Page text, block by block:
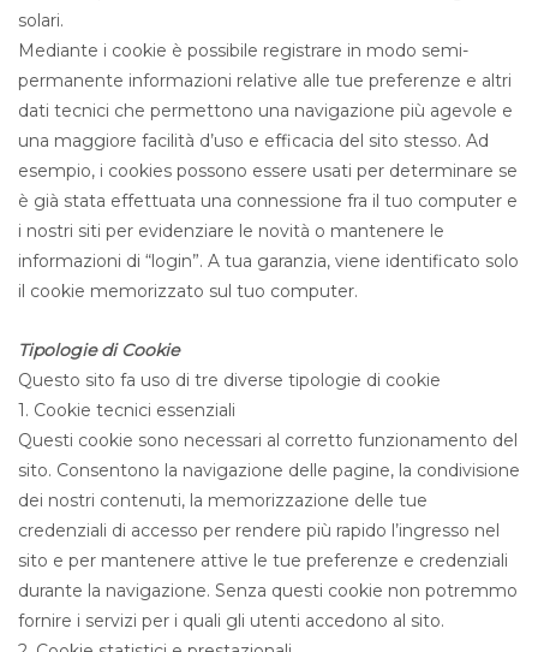
solari.
Mediante i cookie è possibile registrare in modo semi-
permanente informazioni relative alle tue preferenze e altri
dati tecnici che permettono una navigazione più agevole e
una maggiore facilità d’uso e efficacia del sito stesso. Ad
esempio, i cookies possono essere usati per determinare se
è già stata effettuata una connessione fra il tuo computer e
i nostri siti per evidenziare le novità o mantenere le
informazioni di “login”. A tua garanzia, viene identificato solo
il cookie memorizzato sul tuo computer.
Tipologie di Cookie
Questo sito fa uso di tre diverse tipologie di cookie
1. Cookie tecnici essenziali
Questi cookie sono necessari al corretto funzionamento del
sito. Consentono la navigazione delle pagine, la condivisione
dei nostri contenuti, la memorizzazione delle tue
credenziali di accesso per rendere più rapido l’ingresso nel
sito e per mantenere attive le tue preferenze e credenziali
durante la navigazione. Senza questi cookie non potremmo
fornire i servizi per i quali gli utenti accedono al sito.